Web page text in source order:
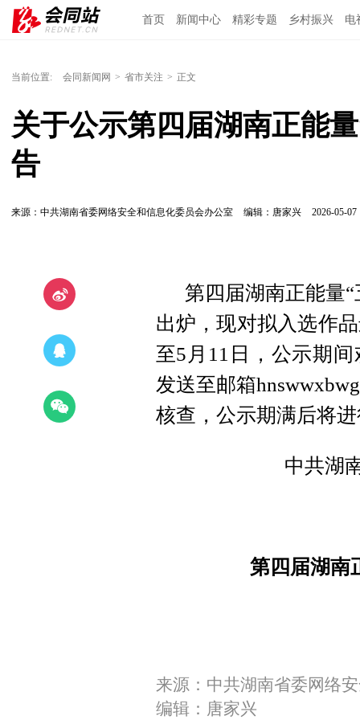
首页 新闻中心 精彩专题 乡村振兴 电
当前位置: 会同新闻网 > 省市关注 > 正文
关于公示第四届湖南正能
告
来源：中共湖南省委网络安全和信息化委员会办公室 编辑：唐家兴 2026-05-07
第四届湖南正能量
出炉，现对拟入选作
至5月11日，公示期
发送至邮箱
核查，公示期满后将
中共湖
第四届湖南
来源：中共湖南省委网络
编辑：唐家兴